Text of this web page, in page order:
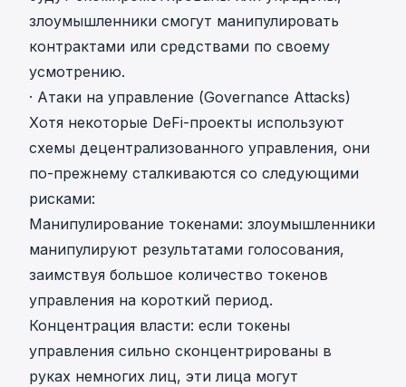
злоумышленники смогут манипулировать
контрактами или средствами по своему
усмотрению.
· Атаки на управление (Governance Attacks)
Хотя некоторые DeFi-проекты используют
схемы децентрализованного управления, они
по-прежнему сталкиваются со следующими
рисками:
Манипулирование токенами: злоумышленники
манипулируют результатами голосования,
заимствуя большое количество токенов
управления на короткий период.
Концентрация власти: если токены
управления сильно сконцентрированы в
руках немногих лиц, эти лица могут